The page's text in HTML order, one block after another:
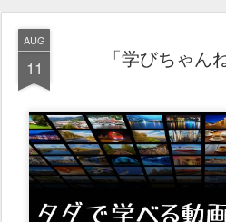
AUG
11 「学びちゃん